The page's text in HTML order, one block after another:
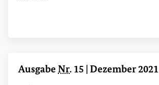
Ausgabe Nr. 15 | Dezember 2021